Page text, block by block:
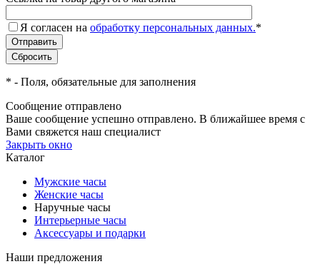
Я согласен на обработку персональных данных.*
* - Поля, обязательные для заполнения
Сообщение отправлено
Ваше сообщение успешно отправлено. В ближайшее время с
Вами свяжется наш специалист
Закрыть окно
Каталог
Мужские часы
Женские часы
Наручные часы
Интерьерные часы
Аксессуары и подарки
Наши предложения